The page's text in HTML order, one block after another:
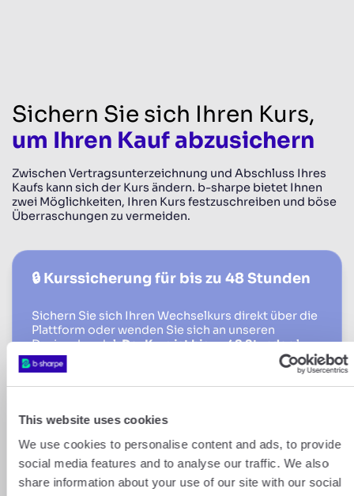
This website uses cookies
We use cookies to personalise content and ads, to provide
social media features and to analyse our traffic. We also
share information about your use of our site with our social
Sichern Sie sich Ihren Kurs,
um Ihren Kauf abzusichern
Zwischen Vertragsunterzeichnung und Abschluss Ihres
Kaufs kann sich der Kurs ändern. b-sharpe bietet Ihnen
zwei Möglichkeiten, Ihren Kurs festzuschreiben und böse
Überraschungen zu vermeiden.
🔒 Kurssicherung für bis zu 48 Stunden
Sichern Sie sich Ihren Wechselkurs direkt über die
Plattform oder wenden Sie sich an unseren
Devisenhandel.Der Kurs ist bis zu 48 Stundenlang
garantiert
überweisen und Ihre internen Freigaben
abzuschliessen.
Zum Zeitpunkt der Simulation festgelegter
Ideal, um kurzfristig eine Zahlung an den Notar
oder den Verkäufer abzuschliessen